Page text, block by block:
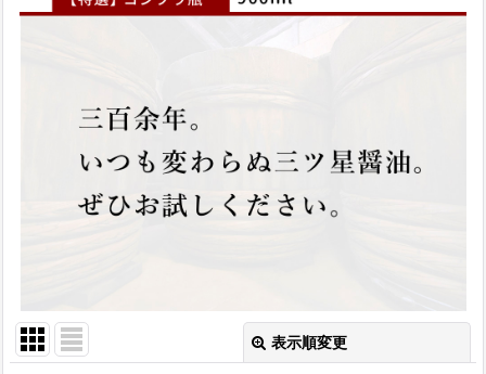
表示順変更